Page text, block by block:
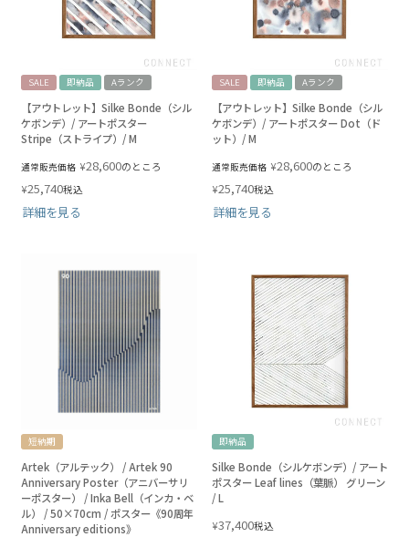
SALE 即納品 Aランク
【アウトレット】Silke Bonde（シル
ケボンデ）/ アートポスター
Stripe（ストライプ）/ M
通常販売価格 ¥28,600のところ
¥25,740税込
詳細を見る
SALE 即納品 Aランク
【アウトレット】Silke Bonde（シル
ケボンデ）/ アートポスター Dot（ド
ット）/ M
通常販売価格 ¥28,600のところ
¥25,740税込
詳細を見る
短納期
Artek（アルテック） / Artek 90
Anniversary Poster（アニバーサリ
ーポスター） / Inka Bell（インカ・ベ
ル） / 50×70cm / ポスター《90周年
Anniversary editions》
即納品
Silke Bonde（シルケボンデ）/ アート
ポスター Leaf lines（葉脈） グリーン
/ L
¥37,400税込